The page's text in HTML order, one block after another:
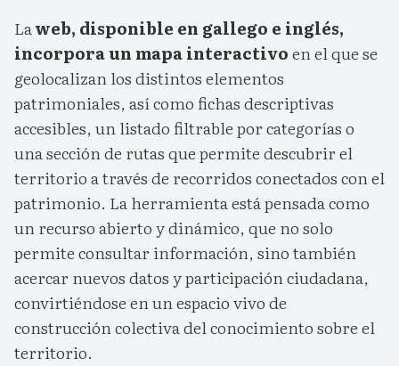
Laweb, disponible en gallego e inglés,
incorpora un mapa interactivoen el que se
geolocalizan los distintos elementos
patrimoniales, así como fichas descriptivas
accesibles, un listado filtrable por categorías o
una sección de rutas que permite descubrir el
territorio a través de recorridos conectados con el
patrimonio. La herramienta está pensada como
un recurso abierto y dinámico, que no solo
permite consultar información, sino también
acercar nuevos datos y participación ciudadana,
convirtiéndose en un espacio vivo de
construcción colectiva del conocimiento sobre el
territorio.